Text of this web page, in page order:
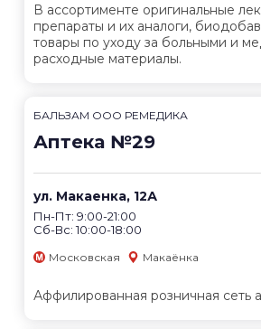
В ассортименте оригинальные
препараты и их аналоги,
товары по уходу за больными и
расходные материалы.
БАЛЬЗАМ ООО РЕМЕДИКА
Аптека №29
ул. Макаенка, 12А
Пн-Пт: 9:00-21:00
Сб-Вс: 10:00-18:00
Московская Макаёнка
Аффилированная розничная сеть